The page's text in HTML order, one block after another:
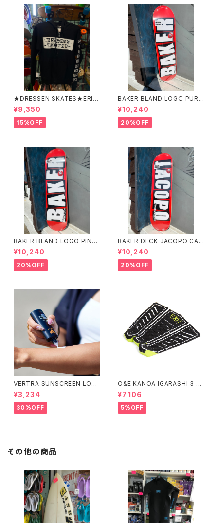
★DRESSEN SKATES★ERIC
DRESSEN BLACK ZIP HOO
D PARKER ドレッセンスケーツ
スケート エリックドレッセン
ブラック フードパーカー フー
¥9,350
15%OFF
BAKER BLAND LOGO PURP
LE DECK 8.0 ベイカー ブラ
ンド ロゴ パープル デッ
キ 8インチ スケートボード ス
ケボー
¥10,240
20%OFF
BAKER BLAND LOGO PINK
DECK 8.0 ベイカー ブラン
ド ロゴ デッキ ピンク 8イ
ンチ スケートボード スケボー
¥10,240
20%OFF
BAKER DECK JACOPO CAR
OZZI BRAND LOGO 8.25 ベ
イカー デッキ ジェイコープ ブ
ランド ロゴ スケートボード
スケボー
¥10,240
20%OFF
VERTRA SUNSCREEN LOTI
ON WHITE SPF 44＃
¥3,234
30%OFF
O&E KANOA IGARASHI 3 PI
ECE BLACK/LIME｜PRO SE
RIES
¥7,106
5%OFF
その他の商品